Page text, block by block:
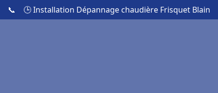
📞 🕒 Installation Dépannage chaudière Frisquet Blain